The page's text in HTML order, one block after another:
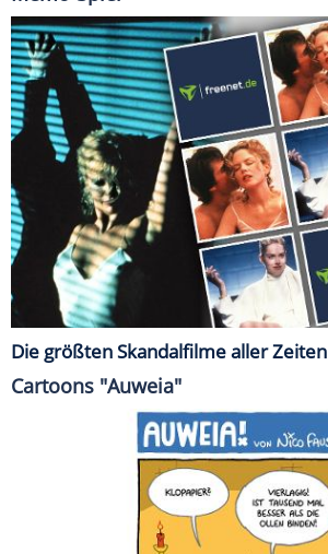
Die größten Skandalfilme aller Zeiten
Cartoons "Auweia"